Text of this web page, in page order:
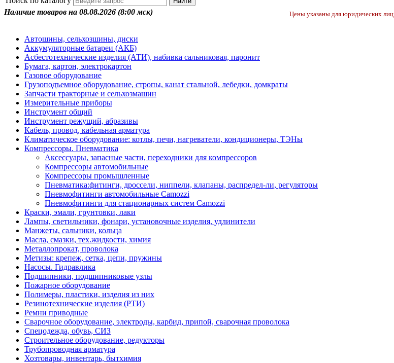
Наличие товаров на 08.08.2026 (8:00 мск) Цены указаны для юридических лиц
Автошины, сельхозшины, диски
Аккумуляторные батареи (АКБ)
Асбестотехнические изделия (АТИ), набивка сальниковая, паронит
Бумага, картон, электрокартон
Газовое оборудование
Грузоподъемное оборудование, стропы, канат стальной, лебедки, домкраты
Запчасти тракторные и сельхозмашин
Измерительные приборы
Инструмент общий
Инструмент режущий, абразивы
Кабель, провод, кабельная арматура
Климатическое оборудование: котлы, печи, нагреватели, кондиционеры, ТЭНы
Компрессоры. Пневматика
Аксессуары, запасные части, переходники для компрессоров
Компрессоры автомобильные
Компрессоры промышленные
Пневматика:фитинги, дроссели, ниппели, клапаны, распредел-ли, регуляторы
Пневмофитинги автомобильные Camozzi
Пневмофитинги для стационарных систем Camozzi
Краски, эмали, грунтовки, лаки
Лампы, светильники, фонари, установочные изделия, удлинители
Манжеты, сальники, кольца
Масла, смазки, тех.жидкости, химия
Металлопрокат, проволока
Метизы: крепеж, сетка, цепи, пружины
Насосы. Гидравлика
Подшипники, подшипниковые узлы
Пожарное оборудование
Полимеры, пластики, изделия из них
Резинотехнические изделия (РТИ)
Ремни приводные
Сварочное оборудование, электроды, карбид, припой, сварочная проволока
Спецодежда, обувь, СИЗ
Строительное оборудование, редукторы
Трубопроводная арматура
Хозтовары, инвентарь, бытхимия